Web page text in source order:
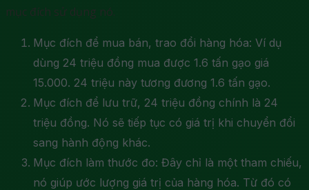
mục đích sử dụng nó.
Mục đích để mua bán, trao đổi hàng hóa: Ví dụ
dùng 24 triệu đồng mua được 1.6 tấn gạo giá
15.000. 24 triệu này tương đương 1.6 tấn gạo.
Mục đích để lưu trữ, 24 triệu đồng chính là 24
triệu đồng. Nó sẽ tiếp tục có giá trị khi chuyển đổi
sang hành động khác.
Mục đích làm thước đo: Đây chỉ là một tham chiếu,
nó giúp ước lượng giá trị của hàng hóa. Từ đó có